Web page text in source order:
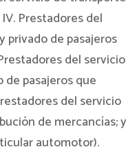
Prestadores del
privado de pasajeros
del servicio
pasajeros que
del servicio
de mercancías; y
automotor).